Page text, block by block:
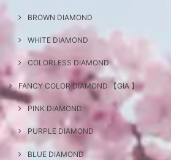
BROWN DIAMOND
WHITE DIAMOND
COLORLESS DIAMOND
FANCY COLOR DIAMOND 【GIA 】
PINK DIAMOND
PURPLE DIAMOND
BLUE DIAMOND